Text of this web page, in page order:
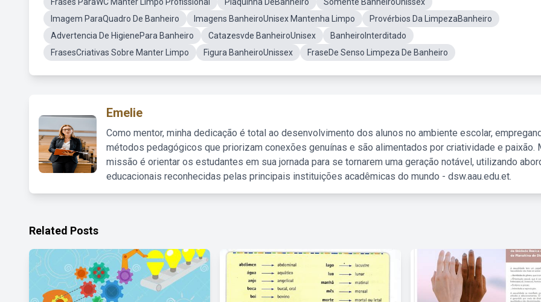
Imagem ParaQuadro De Banheiro
Imagens BanheiroUnisex Mantenha Limpo
Provérbios Da LimpezaBanheiro
Advertencia De HigienePara Banheiro
Catazesvde BanheiroUnisex
BanheiroInterditado
FrasesCriativas Sobre Manter Limpo
Figura BanheiroUnissex FraseDe Senso Limpeza De Banheiro
Emelie
Como mentor, minha dedicação é total ao desenvolvimento dos alunos no ambiente escolar,
métodos pedagógicos que priorizam conexões genuínas e são alimentados por criatividade e paixão.
missão é orientar os estudantes em sua jornada para se tornarem uma geração notável, utilizando
educacionais reconhecidas pelas principais instituições acadêmicas do mundo - dsw.aau.edu.et.
Related Posts